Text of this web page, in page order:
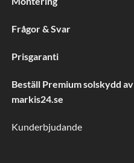
Frågor & Svar
Prisgaranti
Beställ Premium solskydd av
markis24.se
Kunderbjudande